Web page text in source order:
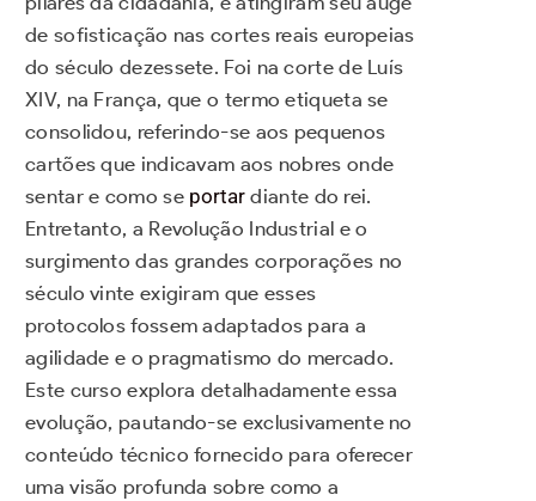
de sofisticação nas cortes reais europeias
do século dezessete. Foi na corte de Luís
XIV, na França, que o termo etiqueta se
consolidou, referindo-se aos pequenos
cartões que indicavam aos nobres onde
sentar e como se portar diante do rei.
Entretanto, a Revolução Industrial e o
surgimento das grandes corporações no
século vinte exigiram que esses
protocolos fossem adaptados para a
agilidade e o pragmatismo do mercado.
Este curso explora detalhadamente essa
evolução, pautando-se exclusivamente no
conteúdo técnico fornecido para oferecer
uma visão profunda sobre como a